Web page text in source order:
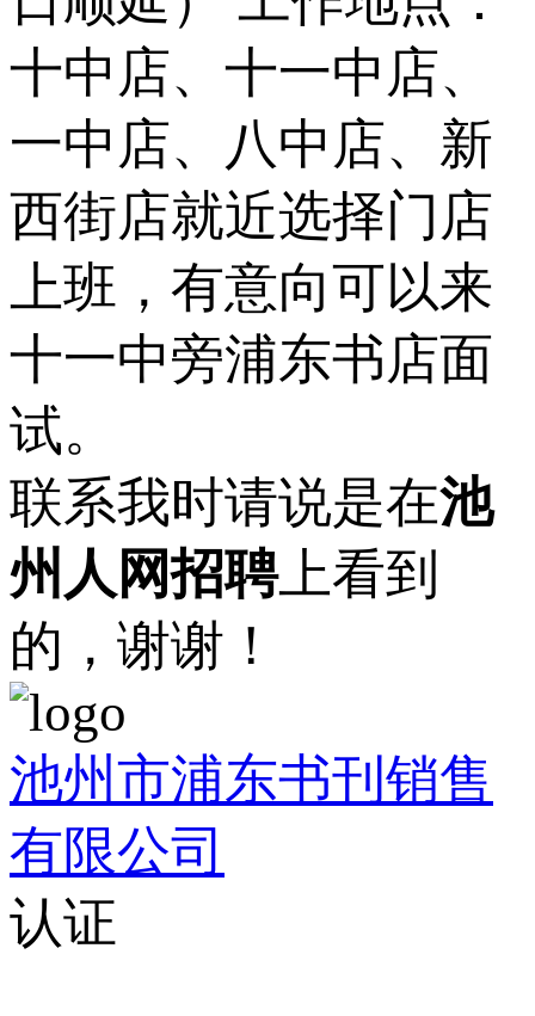
十中店、十一中店、
一中店、八中店、新
西街店就近选择门店
上班，有意向可以来
十一中旁浦东书店面
试。
联系我时请说是在池
州人网招聘上看到
的，谢谢！
池州市浦东书刊销售
有限公司
认证